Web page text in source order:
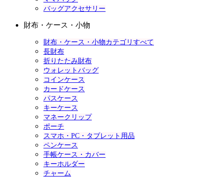
バッグアクセサリー
財布・ケース・小物
財布・ケース・小物カテゴリすべて
長財布
折りたたみ財布
ウォレットバッグ
コインケース
カードケース
パスケース
キーケース
マネークリップ
ポーチ
スマホ・PC・タブレット用品
ペンケース
手帳ケース・カバー
キーホルダー
チャーム